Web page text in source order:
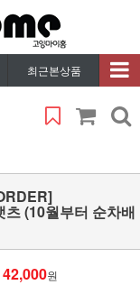
최근본상품
(10월부터 순차배
42,000원